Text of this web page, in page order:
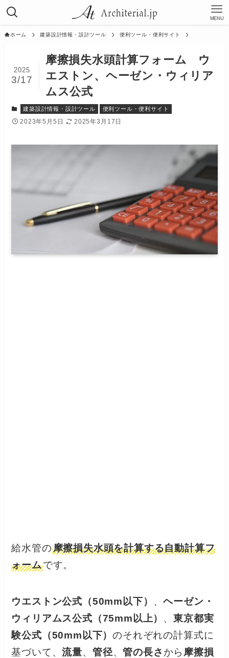
MENU
ホーム 建築設計情報・設計ツール 便利ツール・便利サイト
摩擦損失水頭計算フォーム ウ
エストン、ヘーゼン・ウィリア
ムス公式
2025
3/17
建築設計情報・設計ツール 便利ツール・便利サイト
2023年5月5日 2025年3月17日
給水管の摩擦損失水頭を計算する自動計算フ
ォームです。
ウエストン公式（50mm以下） 、ヘーゼン・
ウィリアムス公式（75mm以上） 、東京都実
験公式（50mm以下）のそれぞれの計算式に
基づいて、流量、 管径、管の長さ から 摩擦損